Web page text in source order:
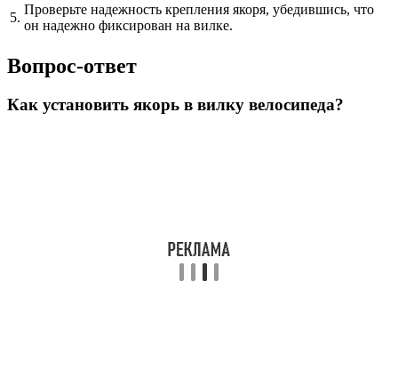
5.
Проверьте надежность крепления якоря, убедившись, что
он надежно фиксирован на вилке.
Вопрос-ответ
Как установить якорь в вилку велосипеда?